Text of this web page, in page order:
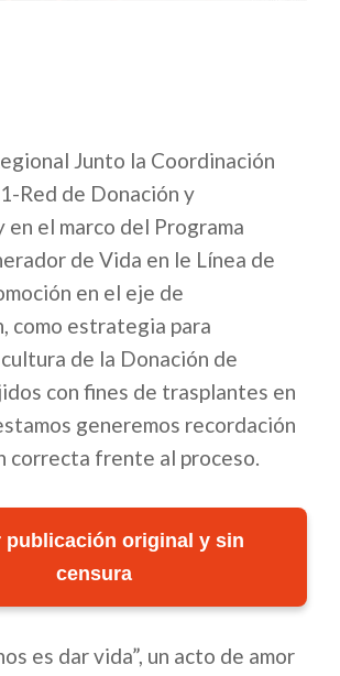
Junto la Coordinación
Red de Donación y
en el marco del Programa
de Vida en le Línea de
en el eje de
como estrategia para
de la Donación de
con fines de trasplantes en
generemos recordación
correcta frente al proceso.
publicación original y sin
censura
es dar vida”, un acto de amor